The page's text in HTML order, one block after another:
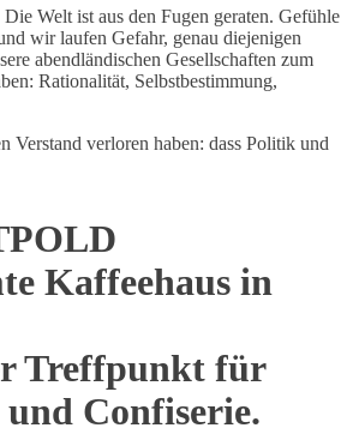
Welt ist aus den Fugen geraten. Gefühle
wir laufen Gefahr, genau diejenigen
abendländischen Gesellschaften zum
Rationalität, Selbstbestimmung,
Verstand verloren haben: dass Politik und
Kaffeehaus in
Treffpunkt für
Confiserie.